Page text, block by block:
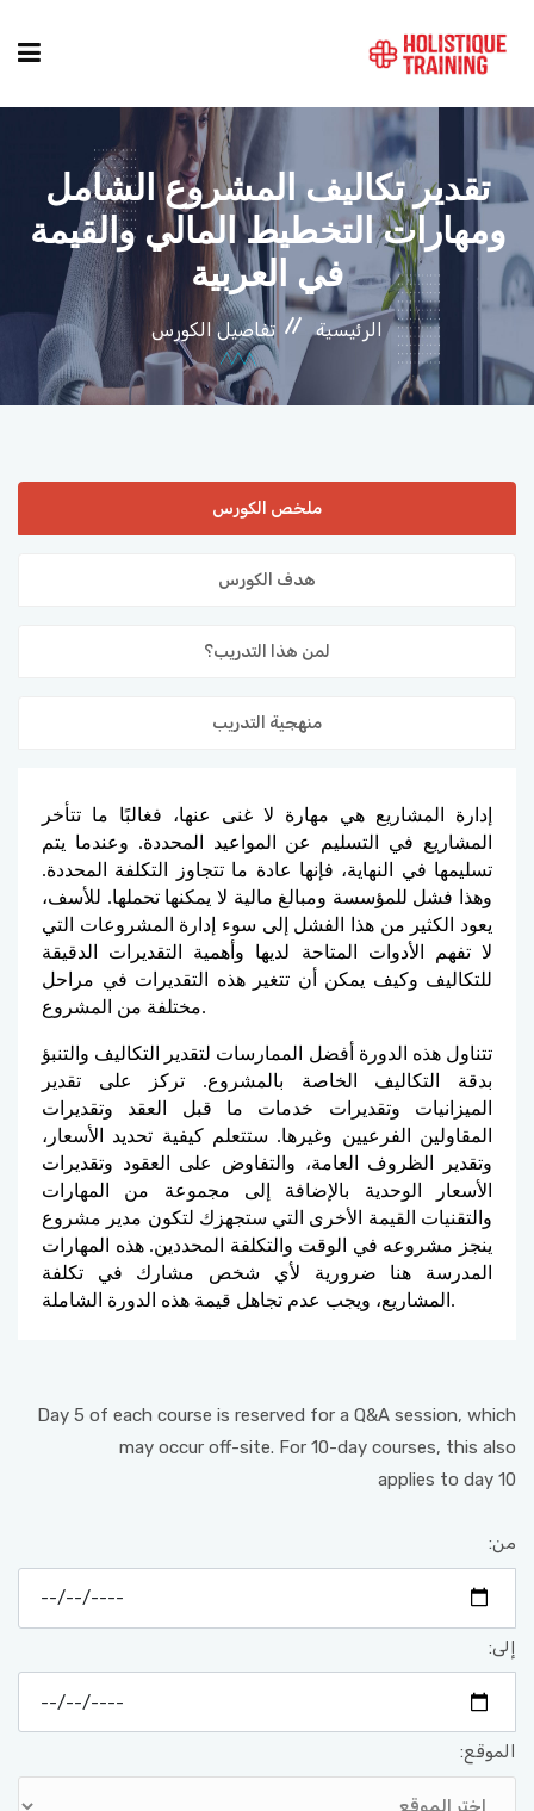
دليل الدورات
المواقع
التصنيفات
أنماط الكورسات
تقدير تكاليف المشروع الشامل
ومهارات التخطيط المالي والقيمة
في العربية
الرئيسية تفاصيل الكورس
ملخص الكورس
هدف الكورس
لمن هذا التدريب؟
منهجية التدريب
إدارة المشاريع هي مهارة لا غنى عنها، فغالبًا ما تتأخر
المشاريع في التسليم عن المواعيد المحددة. وعندما يتم
تسليمها في النهاية، فإنها عادة ما تتجاوز التكلفة المحددة.
وهذا فشل للمؤسسة ومبالغ مالية لا يمكنها تحملها. للأسف،
يعود الكثير من هذا الفشل إلى سوء إدارة المشروعات التي
لا تفهم الأدوات المتاحة لديها وأهمية التقديرات الدقيقة
للتكاليف وكيف يمكن أن تتغير هذه التقديرات في مراحل
مختلفة من المشروع.
تتناول هذه الدورة أفضل الممارسات لتقدير التكاليف والتنبؤ
بدقة التكاليف الخاصة بالمشروع. تركز على تقدير
الميزانيات وتقديرات خدمات ما قبل العقد وتقديرات
المقاولين الفرعيين وغيرها. ستتعلم كيفية تحديد الأسعار،
وتقدير الظروف العامة، والتفاوض على العقود وتقديرات
الأسعار الوحدية بالإضافة إلى مجموعة من المهارات
والتقنيات القيمة الأخرى التي ستجهزك لتكون مدير مشروع
ينجز مشروعه في الوقت والتكلفة المحددين. هذه المهارات
المدرسة هنا ضرورية لأي شخص مشارك في تكلفة
المشاريع، ويجب عدم تجاهل قيمة هذه الدورة الشاملة.
Day 5 of each course is reserved for a Q&A session, which
may occur off-site. For 10-day courses, this also
applies to day 10
من:
إلى:
الموقع: